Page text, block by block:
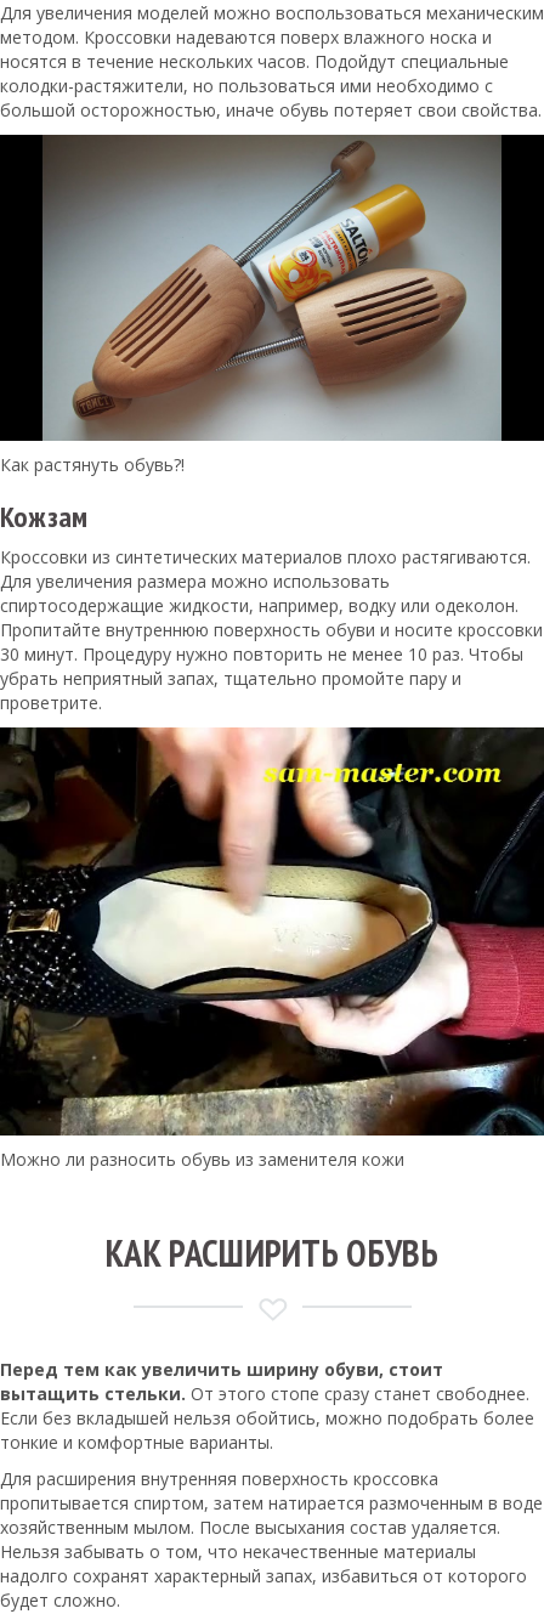
Для увеличения моделей можно воспользоваться механическим
методом. Кроссовки надеваются поверх влажного носка и
носятся в течение нескольких часов. Подойдут специальные
колодки-растяжители, но пользоваться ими необходимо с
большой осторожностью, иначе обувь потеряет свои свойства.
Как растянуть обувь?!
Кожзам
Кроссовки из синтетических материалов плохо растягиваются.
Для увеличения размера можно использовать
спиртосодержащие жидкости, например, водку или одеколон.
Пропитайте внутреннюю поверхность обуви и носите кроссовки
30 минут. Процедуру нужно повторить не менее 10 раз. Чтобы
убрать неприятный запах, тщательно промойте пару и
проветрите.
Можно ли разносить обувь из заменителя кожи
КАК РАСШИРИТЬ ОБУВЬ
Перед тем как увеличить ширину обуви, стоит
вытащить стельки. От этого стопе сразу станет свободнее.
Если без вкладышей нельзя обойтись, можно подобрать более
тонкие и комфортные варианты.
Для расширения внутренняя поверхность кроссовка
пропитывается спиртом, затем натирается размоченным в воде
хозяйственным мылом. После высыхания состав удаляется.
Нельзя забывать о том, что некачественные материалы
надолго сохранят характерный запах, избавиться от которого
будет сложно.